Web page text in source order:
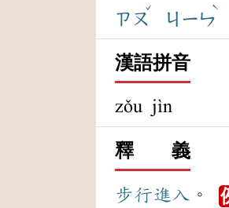
ㄗㄡ
ˇ
ㄐㄧㄣ
ˋ
漢語拼音
zǒu jìn
釋 義
步行進入 。